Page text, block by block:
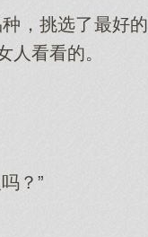
，挑选了最好的
看看的。
？”